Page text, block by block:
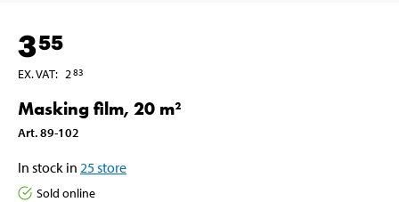
355
EX. VAT: 283
Masking film, 20 m²
Art.89-102
In stock in 25store
Sold online